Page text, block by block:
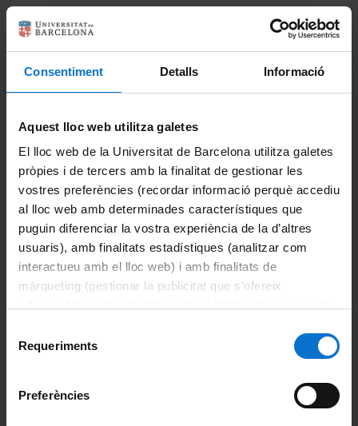
Consentiment Detalls Informació
Aquest lloc web utilitza galetes
El lloc web de la Universitat de Barcelona utilitza galetes
pròpies i de tercers amb la finalitat de gestionar les
vostres preferències (recordar informació perquè accediu
al lloc web amb determinades característiques que
puguin diferenciar la vostra experiència de la d’altres
usuaris), amb finalitats estadístiques (analitzar com
interactueu amb el lloc web) i amb finalitats de
màrqueting (gestionar la publicitat que s’ofereix
consultar laPolítica de galetes del lloc web de la
Requeriments
Preferències
Odontologia
Estudiants de la UB
Futurs estudiants
Comparteix-ho:
Secretaria dels Campus
Secretaria Bellvitge
Secretaria Clínic
Portals i intranets
Campus Virtual